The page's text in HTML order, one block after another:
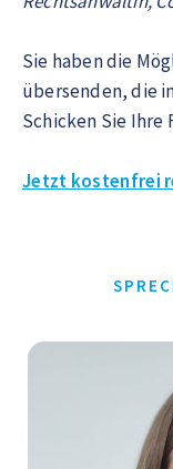
Sie haben die
übersenden, die
Schicken Sie Ihre
Jetzt kostenfrei